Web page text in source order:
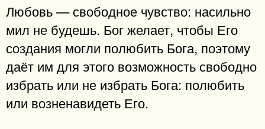
Любовь — свободное чувство: насильно
мил не будешь. Бог желает, чтобы Его
создания могли полюбить Бога, поэтому
даёт им для этого возможность свободно
избрать или не избрать Бога: полюбить
или возненавидеть Его.